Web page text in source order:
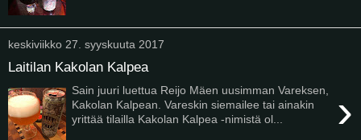
keskiviikko 27. syyskuuta 2017
Laitilan Kakolan Kalpea
›
Sain juuri luettua Reijo Mäen uusimman Vareksen,
Kakolan Kalpean. Vareskin siemailee tai ainakin
yrittää tilailla Kakolan Kalpea -nimistä ol...